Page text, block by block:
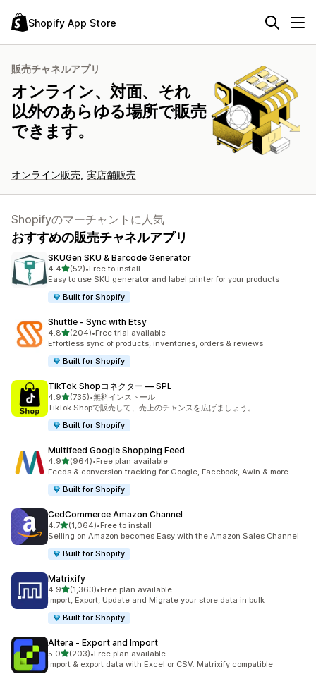
Shopify App Store
販売チャネルアプリ
オンライン、対面、それ
以外のあらゆる場所で販売
できます。
オンライン販売 実店舗販売
Shopifyのマーチャントに人気
おすすめの販売チャネルアプリ
SKUGen SKU & Barcode Generator
4.45つ星中
(52)
合計レビュー数：52件
•Free to install
Easy to use SKU generator and label printer for your products
Built for Shopify
Shuttle ‑ Sync with Etsy
4.85つ星中
(204)
合計レビュー数：204件
•Free trial available
Effortless sync of products, inventories, orders & reviews
Built for Shopify
TikTok Shopコネクター — SPL
4.95つ星中
(735)
合計レビュー数：735件
•無料インストール
TikTok Shopで販売して、売上のチャンスを広げましょう。
Built for Shopify
Multifeed Google Shopping Feed
4.95つ星中
(964)
合計レビュー数：964件
•Free plan available
Feeds & conversion tracking for Google, Facebook, Awin & more
Built for Shopify
CedCommerce Amazon Channel
4.75つ星中
(1,064)
合計レビュー数：1064件
•Free to install
Selling on Amazon becomes Easy with the Amazon Sales Channel
Built for Shopify
Matrixify
4.95つ星中
(1,363)
合計レビュー数：1363件
•Free plan available
Import, Export, Update and Migrate your store data in bulk
Built for Shopify
Altera ‑ Export and Import
5.05つ星中
(203)
合計レビュー数：203件
•Free plan available
Import & export data with Excel or CSV. Matrixify compatible